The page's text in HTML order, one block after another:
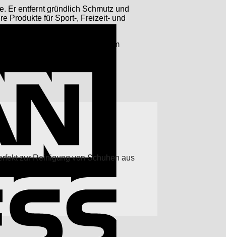
Er entfernt gründlich Schmutz und
Produkte für Sport-, Freizeit- und
Er wurde speziell entwickelt, um
dass Ihre Schuhe, Stiefel oder
zur Reinigung von Schuhen aus